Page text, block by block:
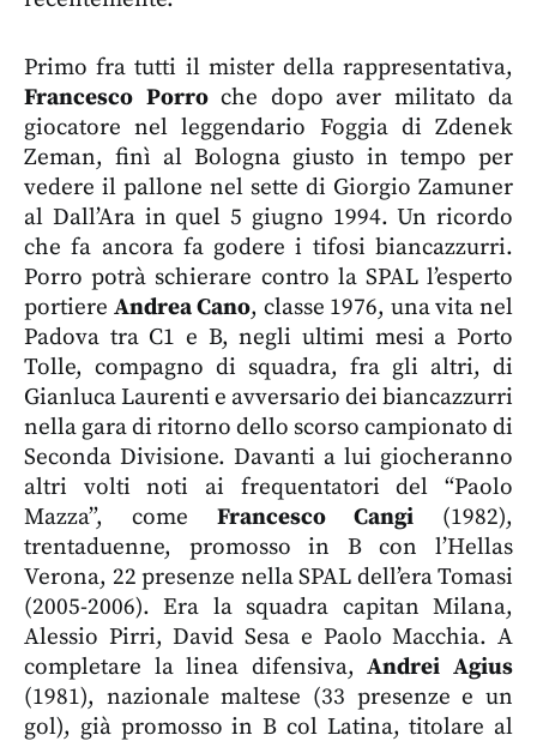
Primo fra tutti il mister della rappresentativa,
Francesco Porroche dopo aver militato da
giocatore nel leggendario Foggia di Zdenek
Zeman, finì al Bologna giusto in tempo per
vedere il pallone nel sette di Giorgio Zamuner
al Dall’Ara in quel 5 giugno 1994. Un ricordo
che fa ancora fa godere i tifosi biancazzurri.
Porro potrà schierare contro la SPAL l’esperto
portiere Andrea Cano, classe 1976, una vita nel
Padova tra C1 e B, negli ultimi mesi a Porto
Tolle, compagno di squadra, fra gli altri, di
Gianluca Laurenti e avversario dei biancazzurri
nella gara di ritorno dello scorso campionato di
Seconda Divisione. Davanti a lui giocheranno
altri volti noti ai frequentatori del “Paolo
Mazza”, come Francesco Cangi (1982),
trentaduenne, promosso in B con l’Hellas
Verona, 22 presenze nella SPAL dell’era Tomasi
(2005-2006). Era la squadra capitan Milana,
Alessio Pirri, David Sesa e Paolo Macchia. A
completare la linea difensiva,Andrei Agius
(1981), nazionale maltese (33 presenze e un
gol), già promosso in B col Latina, titolare al